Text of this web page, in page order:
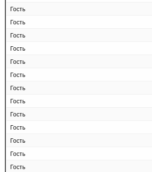
Гость
Гость
Гость
Гость
Гость
Гость
Гость
Гость
Гость
Гость
Гость
Гость
Гость